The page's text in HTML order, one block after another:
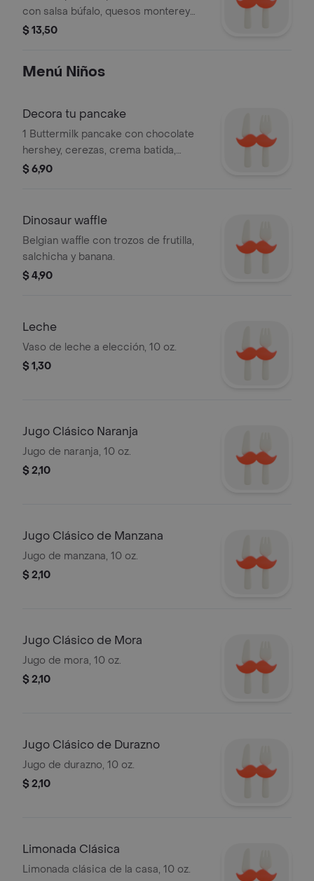
con salsa búfalo, quesos monterey
jack y cheddar, pepinillosy aderezo
$ 13,50
Menú Niños
Decora tu pancake
1 Buttermilk pancake con chocolate
hershey, cerezas, crema batida,
chispas de chocolate. .
$ 6,90
Dinosaur waffle
Belgian waffle con trozos de frutilla,
salchicha y banana.
$ 4,90
Leche
Vaso de leche a elección, 10 oz.
$ 1,30
Jugo Clásico Naranja
Jugo de naranja, 10 oz.
$ 2,10
Jugo Clásico de Manzana
Jugo de manzana, 10 oz.
$ 2,10
Jugo Clásico de Mora
Jugo de mora, 10 oz.
$ 2,10
Jugo Clásico de Durazno
Jugo de durazno, 10 oz.
$ 2,10
Limonada Clásica
Limonada clásica de la casa, 10 oz.